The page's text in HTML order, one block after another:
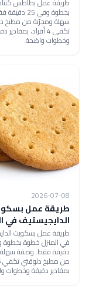
بخطوة وفي
سهلة ومجرّبة من مطبخ
تكفي 4 أفراد، بمقادير
وخطوات واضحة.
2026-07-08
طريقة عمل
الدايجيستيف في
طريقة عمل بسكويت
دقيقة فقط. وصفة سهلة
بمقادير دقيقة وخطوات